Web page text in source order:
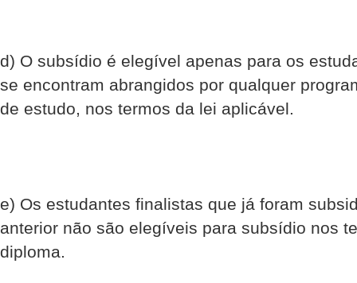
d) O subsídio é elegível apenas para os
se encontram abrangidos por qualquer
de estudo, nos termos da lei aplicável.
e) Os estudantes finalistas que já foram
anterior não são elegíveis para subsídio nos
diploma.